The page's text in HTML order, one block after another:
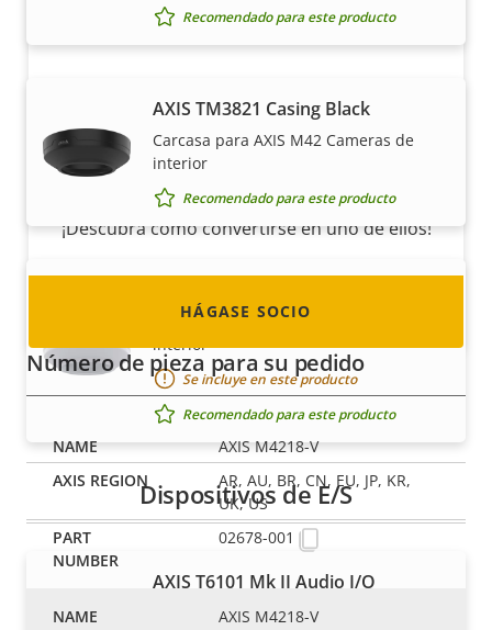
Recomendado para este producto
AXIS TM3821 Casing Black
Carcasa para AXIS M42 Cameras de
interior
Recomendado para este producto
Carcasa para AXIS M42 Cameras de
interior
Se incluye en este producto
Recomendado para este producto
Dispositivos de E/S
AXIS T6101 Mk II Audio I/O
Interface
Hágase socio
¿Es usted un revendedor, distribuidor,
integrador de sistemas o instalador? Tenemos
socios en casi todos los países del mundo.
¡Descubra cómo convertirse en uno de ellos!
HÁGASE SOCIO
Número de pieza para su pedido
AXIS M4218-V
AR, AU, BR, CN, EU, JP, KR,
UK, US
02678-001
AXIS M4218-V